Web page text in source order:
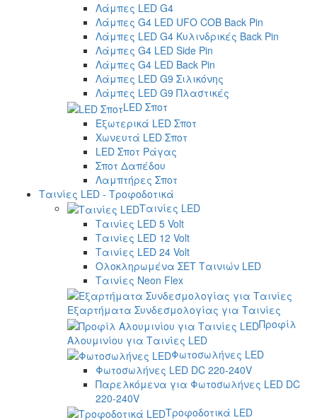
Λάμπες LED G4
Λάμπες G4 LED UFO COB Back Pin
Λάμπες LED G4 Κυλινδρικές Back Pin
Λάμπες G4 LED Side Pin
Λάμπες G4 LED Back Pin
Λάμπες LED G9 Σιλικόνης
Λάμπες LED G9 Πλαστικές
LED Σποτ
Εξωτερικά LED Σποτ
Χωνευτά LED Σποτ
LED Σποτ Ράγας
Σποτ Δαπέδου
Λαμπτήρες Σποτ
Ταινίες LED - Τροφοδοτικά
Ταινίες LED
Ταινίες LED 5 Volt
Ταινίες LED 12 Volt
Ταινίες LED 24 Volt
Ολοκληρωμένα ΣΕΤ Ταινιών LED
Ταινίες Neon Flex
Εξαρτήματα Συνδεσμολογίας για Ταινίες
Προφίλ
Αλουμινίου για Ταινίες LED
Φωτοσωλήνες LED
Φωτοσωλήνες LED DC 220-240V
Παρελκόμενα για Φωτοσωλήνες LED DC
220-240V
Τροφοδοτικά LED